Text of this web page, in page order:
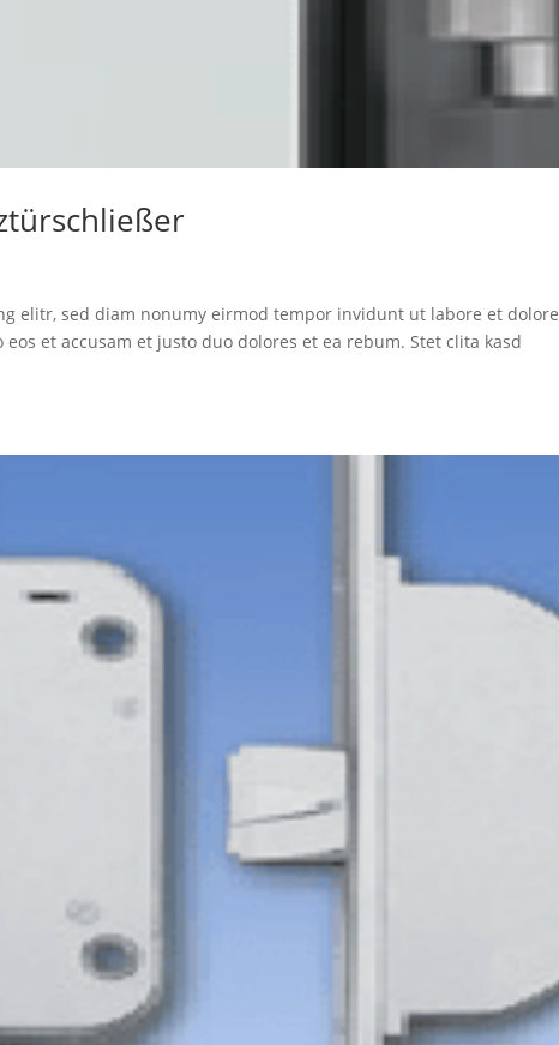
elitr, sed diam nonumy eirmod tempor invidunt ut labore et dolore
et accusam et justo duo dolores et ea rebum. Stet clita kasd